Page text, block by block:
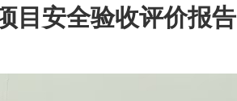
目安全验收评价报告